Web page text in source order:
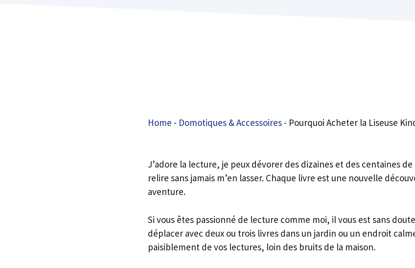
Home - Domotiques & Accessoires - Pourquoi Acheter la Liseuse
J’adore la lecture, je peux dévorer des dizaines et des centaines
relire sans jamais m’en lasser. Chaque livre est une nouvelle
aventure.
Si vous êtes passionné de lecture comme moi, il vous est sans
déplacer avec deux ou trois livres dans un jardin ou un endroit
paisiblement de vos lectures, loin des bruits de la maison.